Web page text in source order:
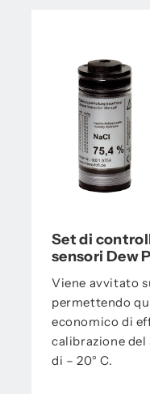
Set di
sensori Dew
Viene avvitato
permettendo
economico di
calibrazione del
di – 20° C.